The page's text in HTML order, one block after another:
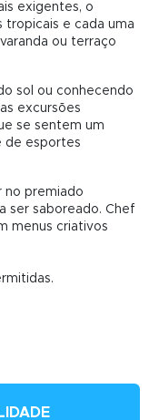
exigentes, o
tropicais e cada uma
ou terraço
sol ou conhecendo
excursões
se sentem um
de esportes
no premiado
ser saboreado. Chef
menus criativos